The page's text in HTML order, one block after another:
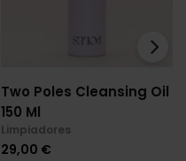
Two Poles Cleansing Oil
150 Ml
Limpiadores
Precio
29,00 €
›